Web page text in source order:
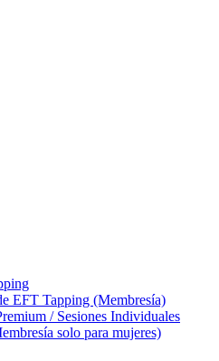
EFT Tapping (Membresía)
/ Sesiones Individuales
solo para mujeres)